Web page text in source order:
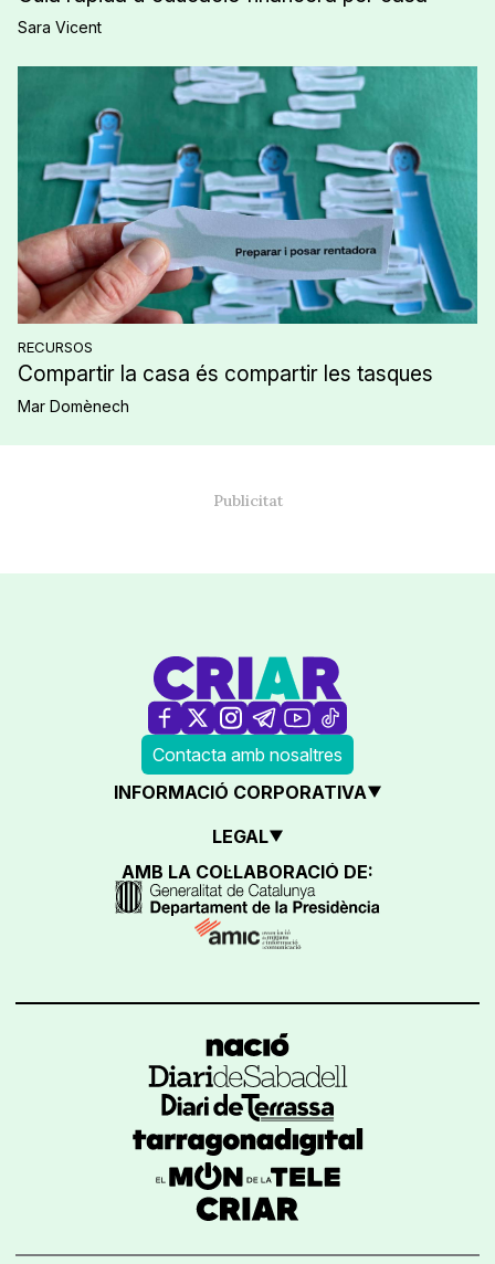
Sara Vicent
RECURSOS
Compartir la casa és compartir les tasques
Mar Domènech
Contacta amb nosaltres
INFORMACIÓ CORPORATIVA
LEGAL
AMB LA COL·LABORACIÓ DE: